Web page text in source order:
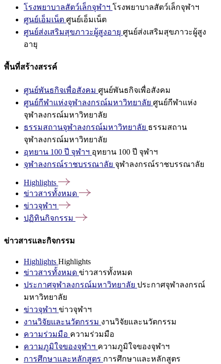
โรงพยาบาลสัตว์เล็กจุฬาฯ โรงพยาบาลสัตว์เล็กจุฬาฯ
ศูนย์เอ็มเน็ต ศูนย์เอ็มเน็ต
ศูนย์ส่งเสริมสุขภาวะผู้สูงอายุ ศูนย์ส่งเสริมสุขภาวะผู้สูง
อายุ
พื้นที่สร้างสรรค์
ศูนย์พันธกิจเพื่อสังคม ศูนย์พันธกิจเพื่อสังคม
ศูนย์กีฬาแห่งจุฬาลงกรณ์มหาวิทยาลัย ศูนย์กีฬาแห่ง
จุฬาลงกรณ์มหาวิทยาลัย
ธรรมสถานจุฬาลงกรณ์มหาวิทยาลัย ธรรมสถาน
จุฬาลงกรณ์มหาวิทยาลัย
อุทยาน 100 ปี จุฬาฯ อุทยาน 100 ปี จุฬาฯ
จุฬาลงกรณ์ราชบรรณาลัย จุฬาลงกรณ์ราชบรรณาลัย
Highlights
ข่าวสารทั้งหมด
ข่าวจุฬาฯ
ปฏิทินกิจกรรม
ข่าวสารและกิจกรรม
Highlights Highlights
ข่าวสารทั้งหมด ข่าวสารทั้งหมด
ประกาศจุฬาลงกรณ์มหาวิทยาลัย ประกาศจุฬาลงกรณ์
มหาวิทยาลัย
ข่าวจุฬาฯ ข่าวจุฬาฯ
งานวิจัยและนวัตกรรม งานวิจัยและนวัตกรรม
ความร่วมมือ ความร่วมมือ
ความภูมิใจของจุฬาฯ ความภูมิใจของจุฬาฯ
การศึกษาและหลักสูตร การศึกษาและหลักสูตร